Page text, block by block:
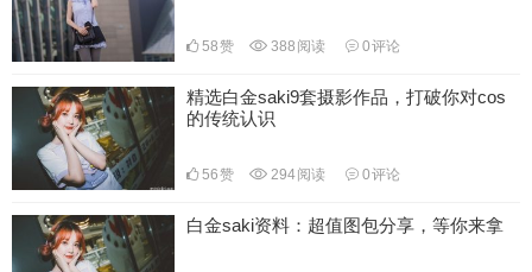
58赞 388 阅读 0评论
精选白金saki9套摄影作品，打破你对cos
的传统认识
56赞 294阅读 0评论
白金saki资料：超值图包分享，等你来拿